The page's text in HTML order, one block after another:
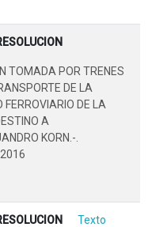
TOMADA POR TRENES
DE LA
FERROVIARIO DE LA
A
KORN.-.
Texto